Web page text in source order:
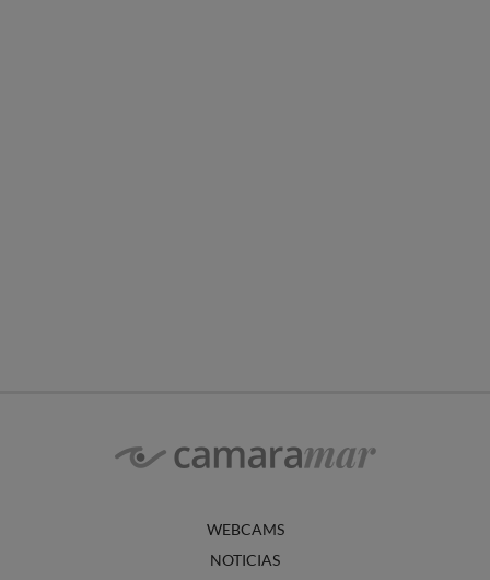
WEBCAMS
NOTICIAS